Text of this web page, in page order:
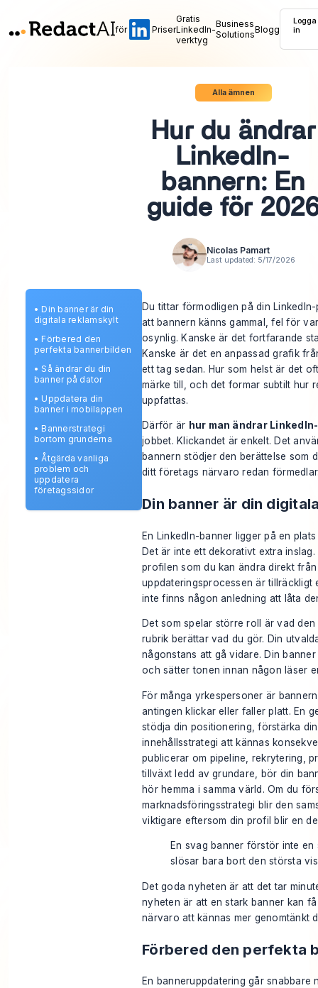
för Priser
Gratis
LinkedIn-
verktyg
Business
SolutionsBlogg
Logga
in
Alla ämnen
Hur du ändrar
LinkedIn-
bannern: En
guide för
Nicolas Pamart
Last updated: 5/17/2026
• Din banner är din
digitala reklamskylt
• Förbered den
perfekta bannerbilden
•Så ändrar du din
banner på dator
• Uppdatera din
banner i mobilappen
• Bannerstrategi
bortom grunderna
•Åtgärda vanliga
problem och
uppdatera
företagssidor
Du tittar förmodligen på din
att bannern känns gammal, fel för
osynlig. Kanske är det fortfarande
Kanske är det en anpassad grafik
ett tag sedan. Hur som helst är det
märke till, och det formar subtilt hur
uppfattas.
Därför är hur man ändrar
jobbet. Klickandet är enkelt. Det
bannern stödjer den berättelse som
ditt företags närvaro redan
Din banner är din
En LinkedIn-banner ligger på en
Det är inte ett dekorativt extra
profilen som du kan ändra direkt
uppdateringsprocessen är tillräckligt
inte finns någon anledning att låta
Det som spelar större roll är vad
rubrik berättar vad du gör. Din
någonstans att gå vidare. Din
och sätter tonen innan någon läser
För många yrkespersoner är
antingen klickar eller faller platt. En
stödja din positionering, förstärka
innehållsstrategi att kännas
publicerar om pipeline, rekrytering,
tillväxt ledd av grundare, bör din
hör hemma i samma värld. Om du
marknadsföringsstrategi blir den
viktigare eftersom din profil blir en
En svag banner förstör inte en
slösar bara bort den största
Det goda nyheten är att det tar
nyheten är att en stark banner kan
närvaro att kännas mer genomtänkt
Förbered den perfekta
En banneruppdatering går snabbare